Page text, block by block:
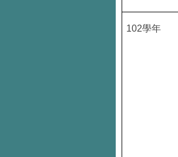
102學年